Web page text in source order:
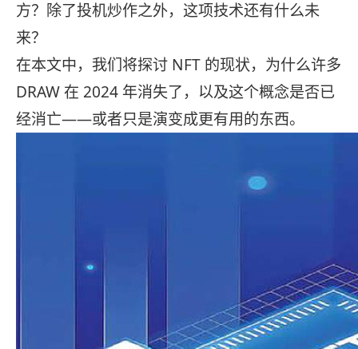
方？除了投机炒作之外，这项技术还有什么未
来？
在本文中，我们将探讨 NFT 的现状，为什么许多
DRAW 在 2024 年消失了，以及这个概念是否已
经消亡——或者只是演变成更有用的东西。